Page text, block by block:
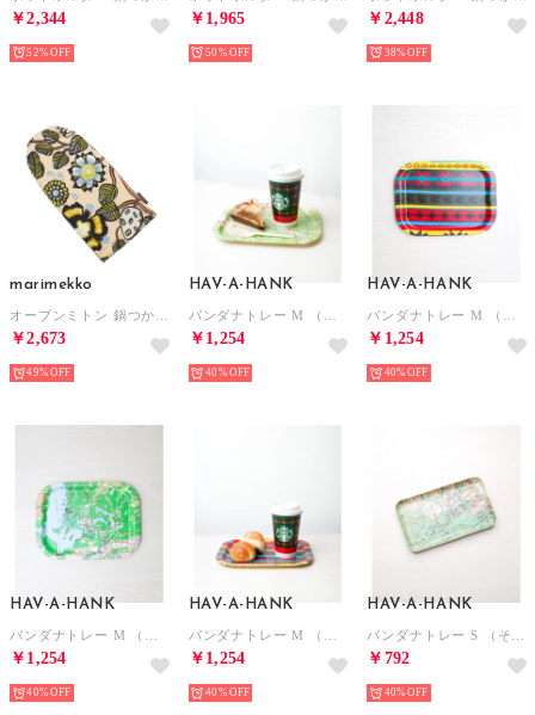
￥2,344
52%
￥1,965
50%
￥2,448
38%
marimekko
￥2,673
49%
HAV-A-HANK
￥1,254
40%
HAV-A-HANK
￥1,254
40%
HAV-A-HANK
￥1,254
40%
HAV-A-HANK
￥1,254
40%
HAV-A-HANK
￥792
40%